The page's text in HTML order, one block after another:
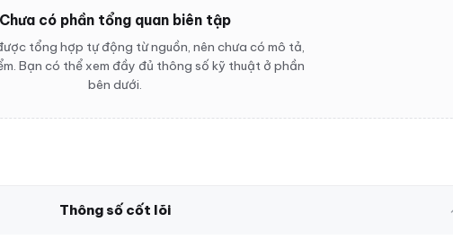
Chưa có phần tổng quan biên tập
tổng hợp tự động từ nguồn, nên chưa có mô tả,
Bạn có thể xem đầy đủ thông số kỹ thuật ở phần
bên dưới.
Thông số cốt lõi